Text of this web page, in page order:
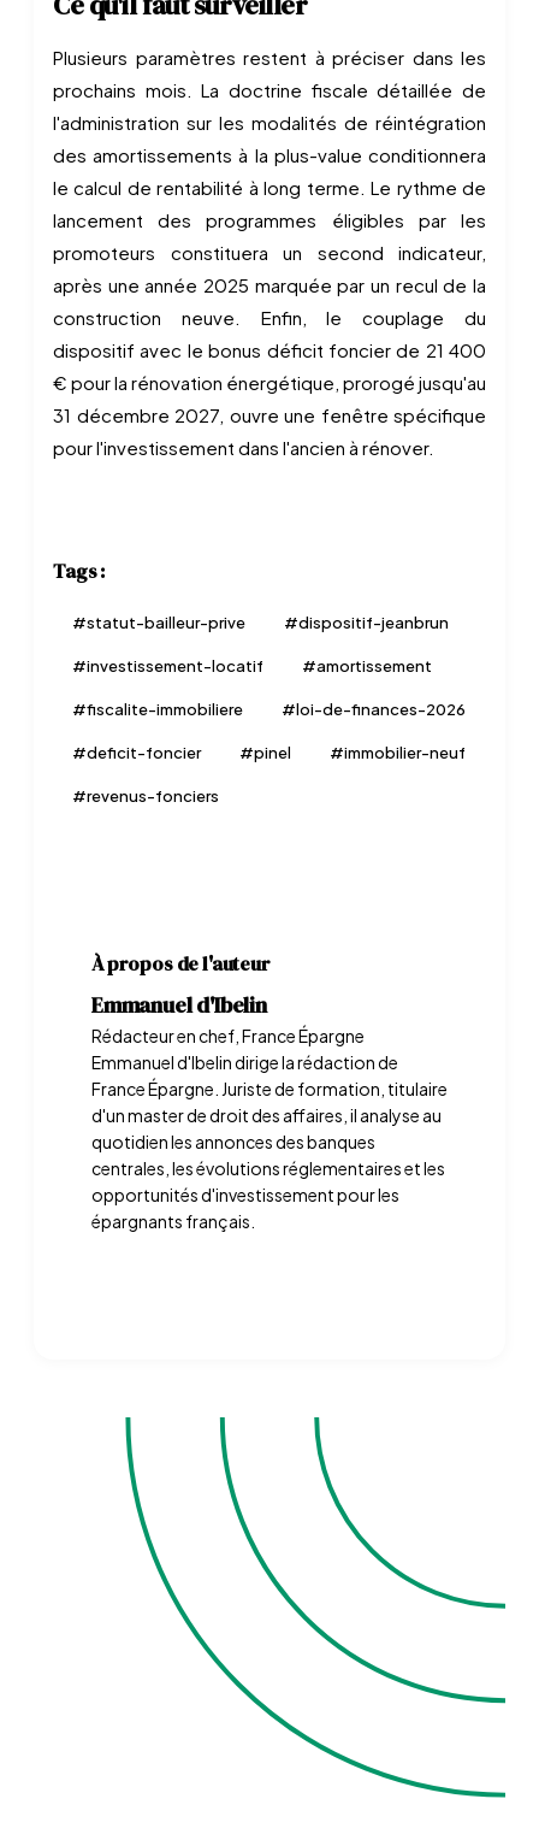
Plusieurs paramètres restent à préciser dans les
prochains mois. La doctrine fiscale détaillée de
l'administration sur les modalités de réintégration
des amortissements à la plus-value conditionnera
le calcul de rentabilité à long terme. Le rythme de
lancement des programmes éligibles par les
promoteurs constituera un second indicateur,
après une année 2025 marquée par un recul de la
construction neuve. Enfin, le couplage du
dispositif avec le bonus déficit foncier de 21 400
€ pour la rénovation énergétique, prorogé jusqu'au
31 décembre 2027, ouvre une fenêtre spécifique
pour l'investissement dans l'ancien à rénover.
Tags :
#statut-bailleur-prive #dispositif-jeanbrun
#investissement-locatif #amortissement
#fiscalite-immobiliere #loi-de-finances-2026
#deficit-foncier #pinel #immobilier-neuf
#revenus-fonciers
À propos de l'auteur
Emmanuel d'Ibelin
Rédacteur en chef, France Épargne
Emmanuel d'Ibelin dirige la rédaction de
France Épargne. Juriste de formation, titulaire
d'un master de droit des affaires, il analyse au
quotidien les annonces des banques
centrales, les évolutions réglementaires et les
opportunités d'investissement pour les
épargnants français.